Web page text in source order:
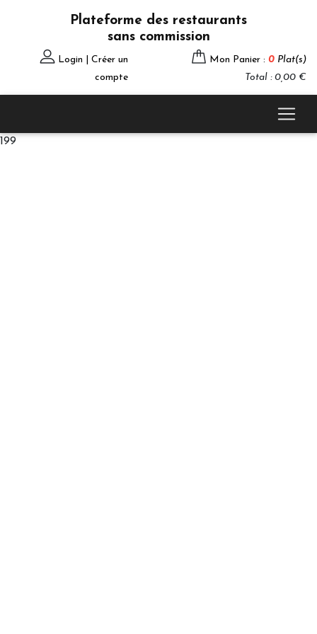
Plateforme des restaurants
sans commission
Login | Créer un
compte
Mon Panier : 0 Plat(s)
Total : 0,00 €
199